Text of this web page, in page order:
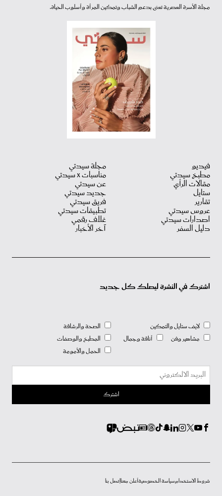
مجلة الأسرة العصرية تعنى بدعم الشباب وتمكين المرأة وأسلوب الحياة.
فيديو
مطبخ سيدتي
مقالات الرأي
ستايل
تقارير
عروس سيدتي
اصدارات سيدتي
دليل السفر
مجلة سيدتي
مناسبات X سيدتي
عن سيدتي
جديد سيدتي
فريق سيدتي
تطبيقات سيدتي
غلاف رقمي
آخر الأخبار
اشترك في النشرة ليصلك كل جديد
لايف ستايل والتمكين
مشاهير وفن
أناقة وجمال
الصحة والرشاقة
المطبخ والوصفات
الحمل والأمومة
شروط الاستخدامسياسة الخصوصيةأعلن معناإتصل بنا